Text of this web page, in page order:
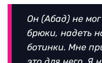
Он (Абад) не
брюки, надеть
ботинки. Мне